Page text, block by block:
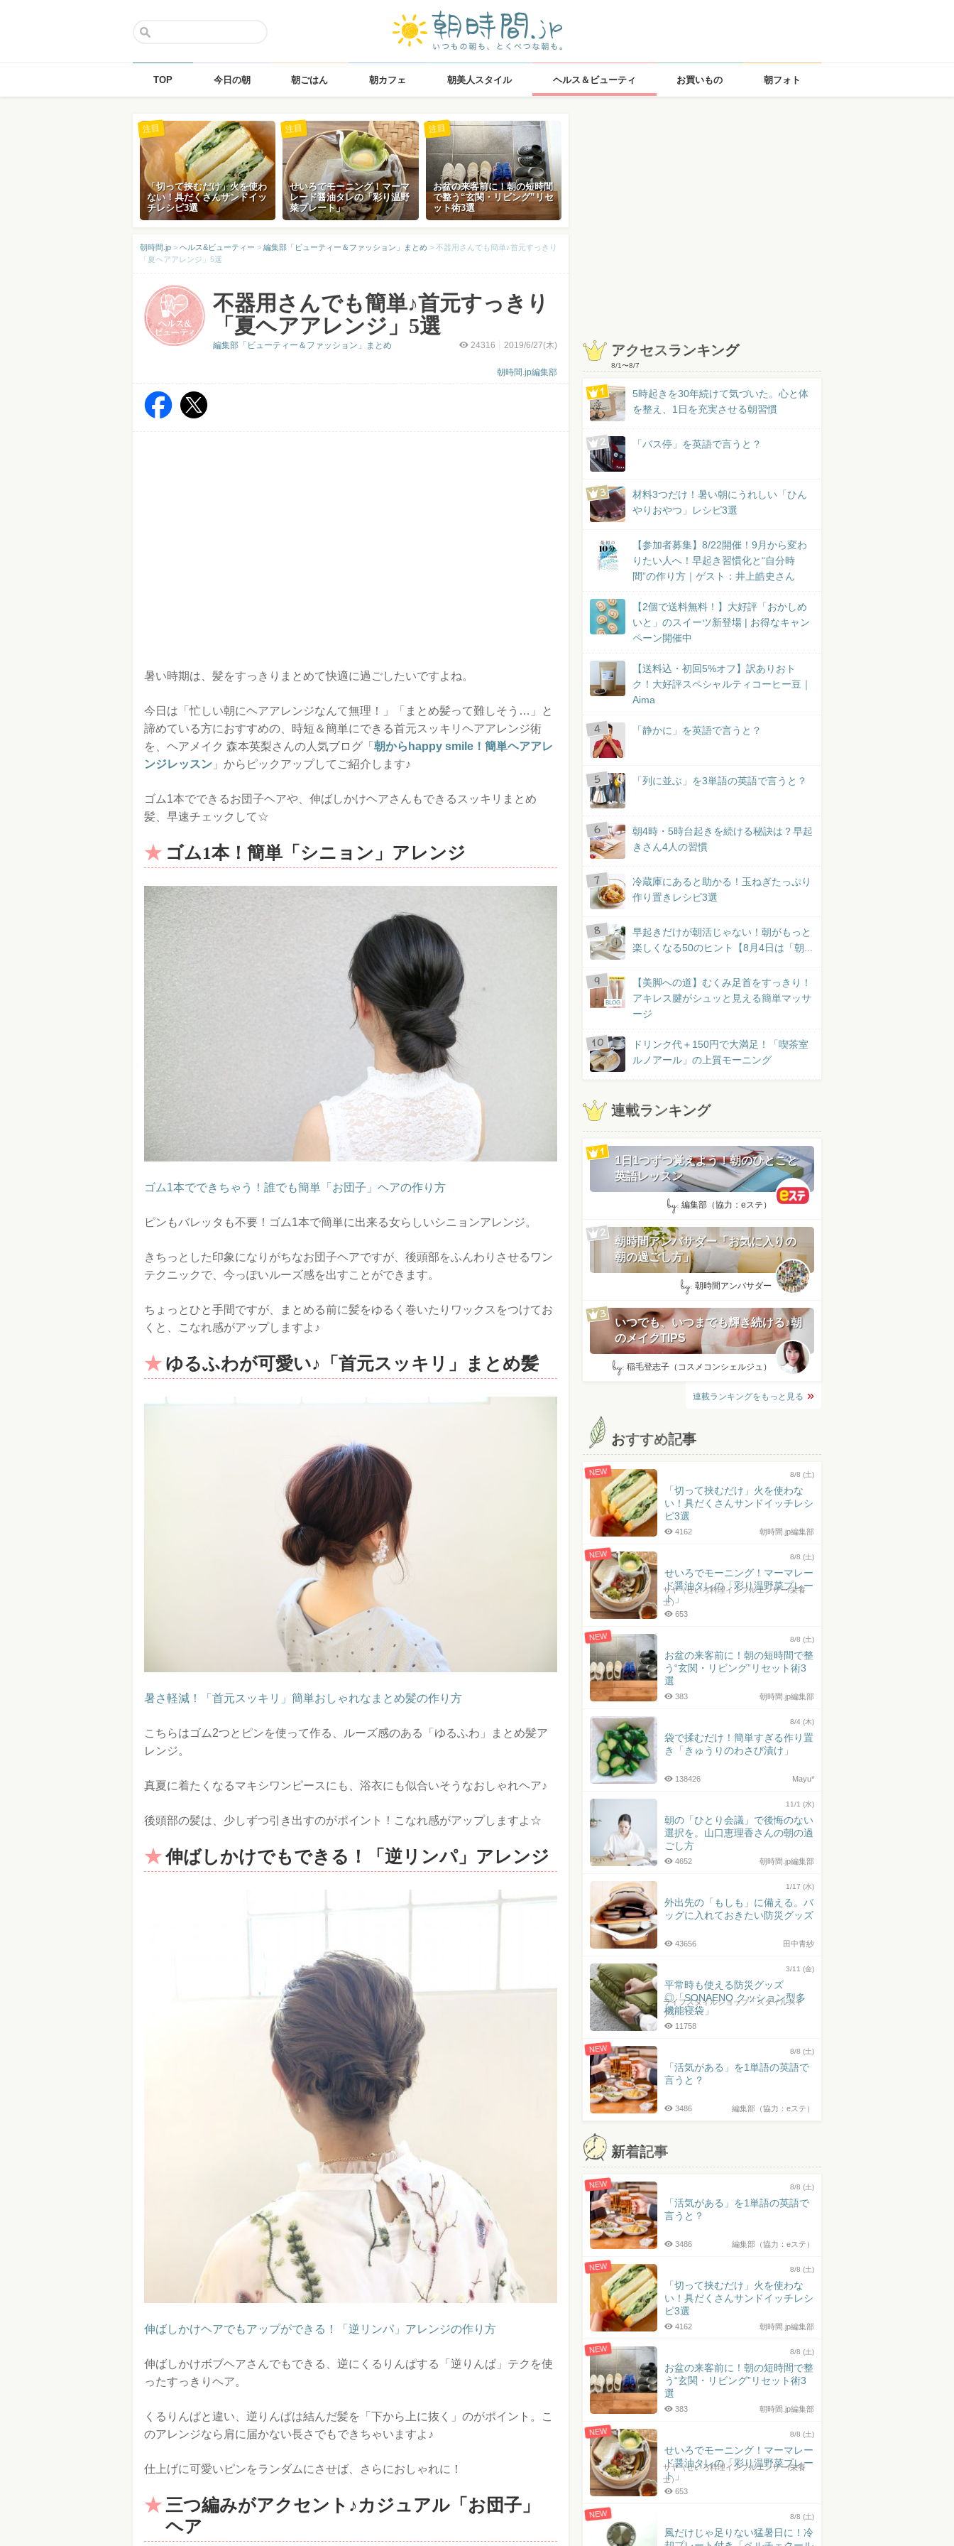
TOP 今日の朝 朝ごはん 朝カフェ 朝美人スタイル ヘルス＆ビューティ お買いもの 朝フォト
「切って挟むだけ」火を使わ
ない！具だくさんサンドイッ
チレシピ3選
注目
せいろでモーニング！マーマ
レード醤油タレの「彩り温野
菜プレート」
注目
お盆の来客前に！朝の短時間
で整う“玄関・リビング”リセ
ット術3選
注目
朝時間.jp > ヘルス&ビューティー > 編集部「ビューティー＆ファッション」まとめ > 不器用さんでも簡単♪首元すっきり
「夏ヘアアレンジ」5選
不器用さんでも簡単♪首元すっきり
「夏ヘアアレンジ」5選
24316 2019/6/27(木)
朝時間.jp編集部
編集部「ビューティー＆ファッション」まとめ
暑い時期は、髪をすっきりまとめて快適に過ごしたいですよね。
今日は「忙しい朝にヘアアレンジなんて無理！」「まとめ髪って難しそう…」と
諦めている方におすすめの、時短＆簡単にできる首元スッキリヘアアレンジ術
を、ヘアメイク 森本英梨さんの人気ブログ「 朝からhappy smile！簡単ヘアアレ
ンジレッスン 」からピックアップしてご紹介します♪
ゴム1本でできるお団子ヘアや、伸ばしかけヘアさんもできるスッキリまとめ
髪、早速チェックして☆
ゴム1本！簡単「シニョン」アレンジ
ゴム1本でできちゃう！誰でも簡単「お団子」ヘアの作り方
ピンもバレッタも不要！ゴム1本で簡単に出来る女らしいシニョンアレンジ。
きちっとした印象になりがちなお団子ヘアですが、後頭部をふんわりさせるワン
テクニックで、今っぽいルーズ感を出すことができます。
ちょっとひと手間ですが、まとめる前に髪をゆるく巻いたりワックスをつけてお
くと、こなれ感がアップしますよ♪
ゆるふわが可愛い♪「首元スッキリ」まとめ髪
暑さ軽減！「首元スッキリ」簡単おしゃれなまとめ髪の作り方
こちらはゴム2つとピンを使って作る、ルーズ感のある「ゆるふわ」まとめ髪ア
レンジ。
真夏に着たくなるマキシワンピースにも、浴衣にも似合いそうなおしゃれヘア♪
後頭部の髪は、少しずつ引き出すのがポイント！こなれ感がアップしますよ☆
伸ばしかけでもできる！「逆リンパ」アレンジ
伸ばしかけヘアでもアップができる！「逆リンパ」アレンジの作り方
伸ばしかけボブヘアさんでもできる、逆にくるりんぱする「逆りんぱ」テクを使
ったすっきりヘア。
くるりんぱと違い、逆りんぱは結んだ髪を「下から上に抜く」のがポイント。こ
のアレンジなら肩に届かない長さでもできちゃいますよ♪
仕上げに可愛いピンをランダムにさせば、さらにおしゃれに！
三つ編みがアクセント♪カジュアル「お団子」
ヘア
アクセスランキング
8/1〜8/7
5時起きを30年続けて気づいた。心と体
を整え、1日を充実させる朝習慣
「バス停」を英語で言うと？
材料3つだけ！暑い朝にうれしい「ひん
やりおやつ」レシピ3選
【参加者募集】8/22開催！9月から変わ
りたい人へ！早起き習慣化と“自分時
間”の作り方｜ゲスト：井上皓史さん
【2個で送料無料！】大好評「おかしめ
いと」のスイーツ新登場 | お得なキャン
ペーン開催中
【送料込・初回5%オフ】訳ありおト
ク！大好評スペシャルティコーヒー豆｜
Aima
「静かに」を英語で言うと？
「列に並ぶ」を3単語の英語で言うと？
朝4時・5時台起きを続ける秘訣は？早起
きさん4人の習慣
冷蔵庫にあると助かる！玉ねぎたっぷり
作り置きレシピ3選
早起きだけが朝活じゃない！朝がもっと
楽しくなる50のヒント【8月4日は「朝...
BLOG
【美脚への道】むくみ足首をすっきり！
アキレス腱がシュッと見える簡単マッサ
ージ
ドリンク代＋150円で大満足！「喫茶室
ルノアール」の上質モーニング
連載ランキング
1日1つずつ覚えよう！朝のひとこと
英語レッスン
by: 編集部（協力：eステ）
朝時間アンバサダー「お気に入りの
朝の過ごし方」
by: 朝時間アンバサダー
いつでも、いつまでも輝き続ける♪朝
のメイクTIPS
by: 稲毛登志子（コスメコンシェルジュ）
連載ランキングをもっと見る
おすすめ記事
NEW 8/8 (土)
「切って挟むだけ」火を使わな
い！具だくさんサンドイッチレシ
ピ3選
朝時間.jp編集部
4162
NEW 8/8 (土)
せいろでモーニング！マーマレー
ド醤油タレの「彩り温野菜プレー
ト」
サヤ（せいろ料理インフルエンサー/栄養
士）
653
NEW 8/8 (土)
お盆の来客前に！朝の短時間で整
う“玄関・リビング”リセット術3
選
朝時間.jp編集部
383
8/4 (木)
袋で揉むだけ！簡単すぎる作り置
き「きゅうりのわさび漬け」
Mayu*
138426
11/1 (水)
朝の「ひとり会議」で後悔のない
選択を。山口恵理香さんの朝の過
ごし方
朝時間.jp編集部
4652
1/17 (水)
外出先の「もしも」に備える。バ
ッグに入れておきたい防災グッズ
田中青紗
43656
3/11 (金)
平常時も使える防災グッズ
◎「SONAENO クッション型多
機能寝袋」
ライフスタイルショップ「スタイルスト
ア」
11758
NEW 8/8 (土)
「活気がある」を1単語の英語で
言うと？
編集部（協力：eステ）
3486
新着記事
NEW 8/8 (土)
「活気がある」を1単語の英語で
言うと？
編集部（協力：eステ）
3486
NEW 8/8 (土)
「切って挟むだけ」火を使わな
い！具だくさんサンドイッチレシ
ピ3選
朝時間.jp編集部
4162
NEW 8/8 (土)
お盆の来客前に！朝の短時間で整
う“玄関・リビング”リセット術3
選
朝時間.jp編集部
383
NEW 8/8 (土)
せいろでモーニング！マーマレー
ド醤油タレの「彩り温野菜プレー
ト」
サヤ（せいろ料理インフルエンサー/栄養
士）
653
NEW 8/8 (土)
風だけじゃ足りない猛暑日に！冷